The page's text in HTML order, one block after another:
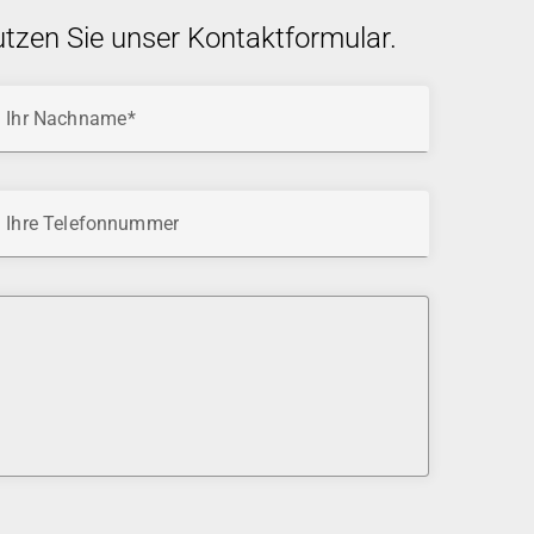
Sie unser Kontaktformular.
Ihr Nachname
Ihre Telefonnummer